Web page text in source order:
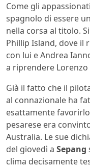
Come gli
spagnolo di essere
nella corsa al titolo.
Phillip Island, dove il
con lui e Andrea
a riprendere
Già il fatto che il
al connazionale ha
esattamente
pesarese era
Australia. Le sue
del giovedì a Sepang
clima decisamente